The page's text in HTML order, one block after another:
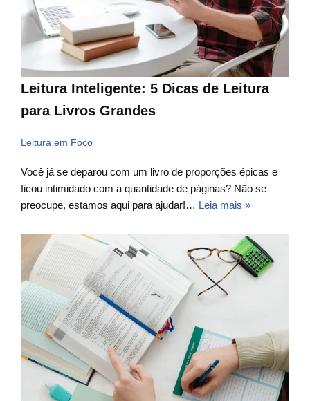
Leitura Inteligente: 5 Dicas de Leitura
para Livros Grandes
Leitura em Foco
Você já se deparou com um livro de proporções épicas e
ficou intimidado com a quantidade de páginas? Não se
preocupe, estamos aqui para ajudar!… Leia mais »